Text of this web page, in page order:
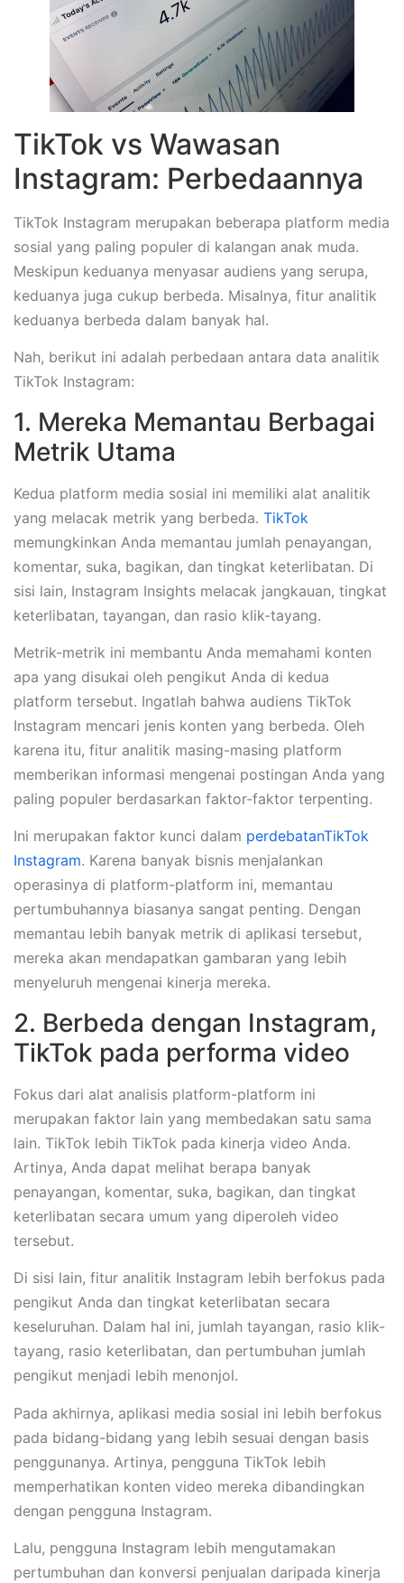
TikTok vs Wawasan
Instagram: Perbedaannya
TikTok Instagram merupakan beberapa platform media
sosial yang paling populer di kalangan anak muda.
Meskipun keduanya menyasar audiens yang serupa,
keduanya juga cukup berbeda. Misalnya, fitur analitik
keduanya berbeda dalam banyak hal.
Nah, berikut ini adalah perbedaan antara data analitik
TikTok Instagram:
1. Mereka Memantau Berbagai
Metrik Utama
Kedua platform media sosial ini memiliki alat analitik
yang melacak metrik yang berbeda. TikTok
memungkinkan Anda memantau jumlah penayangan,
komentar, suka, bagikan, dan tingkat keterlibatan. Di
sisi lain, Instagram Insights melacak jangkauan, tingkat
keterlibatan, tayangan, dan rasio klik-tayang.
Metrik-metrik ini membantu Anda memahami konten
apa yang disukai oleh pengikut Anda di kedua
platform tersebut. Ingatlah bahwa audiens TikTok
Instagram mencari jenis konten yang berbeda. Oleh
karena itu, fitur analitik masing-masing platform
memberikan informasi mengenai postingan Anda yang
paling populer berdasarkan faktor-faktor terpenting.
Ini merupakan faktor kunci dalam perdebatanTikTok
Instagram. Karena banyak bisnis menjalankan
operasinya di platform-platform ini, memantau
pertumbuhannya biasanya sangat penting. Dengan
memantau lebih banyak metrik di aplikasi tersebut,
mereka akan mendapatkan gambaran yang lebih
menyeluruh mengenai kinerja mereka.
2. Berbeda dengan Instagram,
TikTok pada performa video
Fokus dari alat analisis platform-platform ini
merupakan faktor lain yang membedakan satu sama
lain. TikTok lebih TikTok pada kinerja video Anda.
Artinya, Anda dapat melihat berapa banyak
penayangan, komentar, suka, bagikan, dan tingkat
keterlibatan secara umum yang diperoleh video
tersebut.
Di sisi lain, fitur analitik Instagram lebih berfokus pada
pengikut Anda dan tingkat keterlibatan secara
keseluruhan. Dalam hal ini, jumlah tayangan, rasio klik-
tayang, rasio keterlibatan, dan pertumbuhan jumlah
pengikut menjadi lebih menonjol.
Pada akhirnya, aplikasi media sosial ini lebih berfokus
pada bidang-bidang yang lebih sesuai dengan basis
penggunanya. Artinya, pengguna TikTok lebih
memperhatikan konten video mereka dibandingkan
dengan pengguna Instagram.
Lalu, pengguna Instagram lebih mengutamakan
pertumbuhan dan konversi penjualan daripada kinerja